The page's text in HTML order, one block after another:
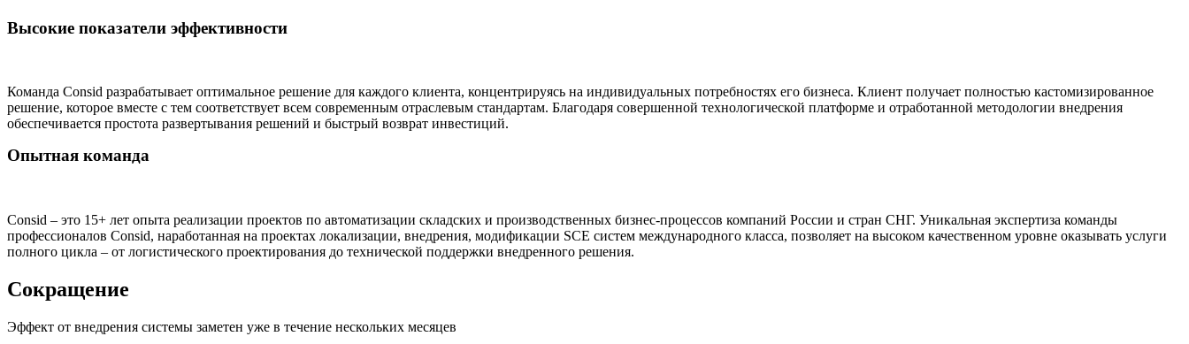
Высокие показатели эффективности
Команда Consid разрабатывает оптимальное решение для каждого клиента, концентрируясь на индивидуальных потребностях его бизнеса. Клиент получает полностью кастомизированное
решение, которое вместе с тем соответствует всем современным отраслевым стандартам. Благодаря совершенной технологической платформе и отработанной методологии внедрения
обеспечивается простота развертывания решений и быстрый возврат инвестиций.
Опытная команда
Consid – это 15+ лет опыта реализации проектов по автоматизации складских и производственных бизнес-процессов компаний России и стран СНГ. Уникальная экспертиза команды
профессионалов Consid, наработанная на проектах локализации, внедрения, модификации SCE систем международного класса, позволяет на высоком качественном уровне оказывать услуги
полного цикла – от логистического проектирования до технической поддержки внедренного решения.
Сокращение
Эффект от внедрения системы заметен уже в течение нескольких месяцев